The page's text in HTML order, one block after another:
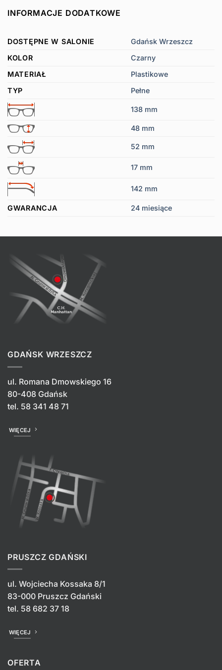
INFORMACJE DODATKOWE
DOSTĘPNE W SALONIE
Gdańsk Wrzeszcz
KOLOR
Czarny
MATERIAŁ
Plastikowe
TYP
Pełne
138 mm
48 mm
52 mm
17 mm
142 mm
GWARANCJA 24 miesiące
GDAŃSK WRZESZCZ
ul. Romana Dmowskiego 16
80-408 Gdańsk
tel. 58 341 48 71
WIĘCEJ
PRUSZCZ GDAŃSKI
ul. Wojciecha Kossaka 8/1
83-000 Pruszcz Gdański
tel. 58 682 37 18
WIĘCEJ
OFERTA